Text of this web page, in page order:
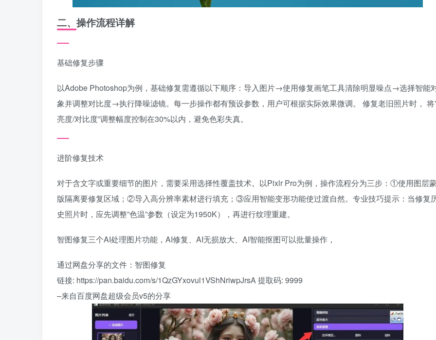
二、操作流程详解
基础修复步骤
以Adobe Photoshop为例，基础修复需遵循以下顺序：导入图片→使用修复画笔工具清除明显噪点→选择智能
象并调整对比度→执行降噪滤镜。每一步操作都有预设参数，用户可根据实际效果微调。 修复老旧照片时， 将
亮度/对比度”调整幅度控制在30%以内，避免色彩失真。
进阶修复技术
对于含文字或重要细节的图片，需要采用选择性覆盖技术。以Pixlr Pro为例，操作流程分为三步：①使用图层
版隔离要修复区域；②导入高分辨率素材进行填充；③应用智能变形功能使过渡自然。专业技巧提示：当修复
史照片时，应先调整”色温”参数（设定为1950K），再进行纹理重建。
智图修复三个AI处理图片功能，AI修复、AI无损放大、AI智能抠图可以批量操作，
通过网盘分享的文件：智图修复
链接: https://pan.baidu.com/s/1QzGYxovul1VShNriwpJrsA 提取码: 9999
–来自百度网盘超级会员v5的分享